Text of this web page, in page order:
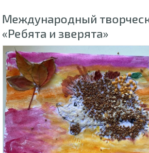
Международный
«Ребята и зверята»